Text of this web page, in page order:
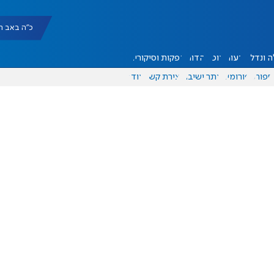
כ"ה באב תשפ"ו
ונדל"ן דעות אוכל יהדות הפקות וסיקורים
ספורט פורומים אתר ישיבה יצירת קשר עוד